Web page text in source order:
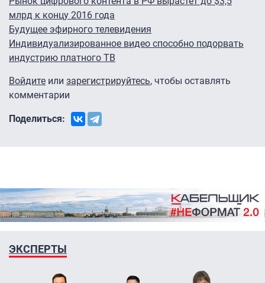
млрд к концу 2016 года
Будущее эфирного телевидения
Индивидуализированное видео способно подорвать
индустрию платного ТВ
Войдите или зарегистрируйтесь, чтобы оставлять
комментарии
Поделиться:
ЭКСПЕРТЫ